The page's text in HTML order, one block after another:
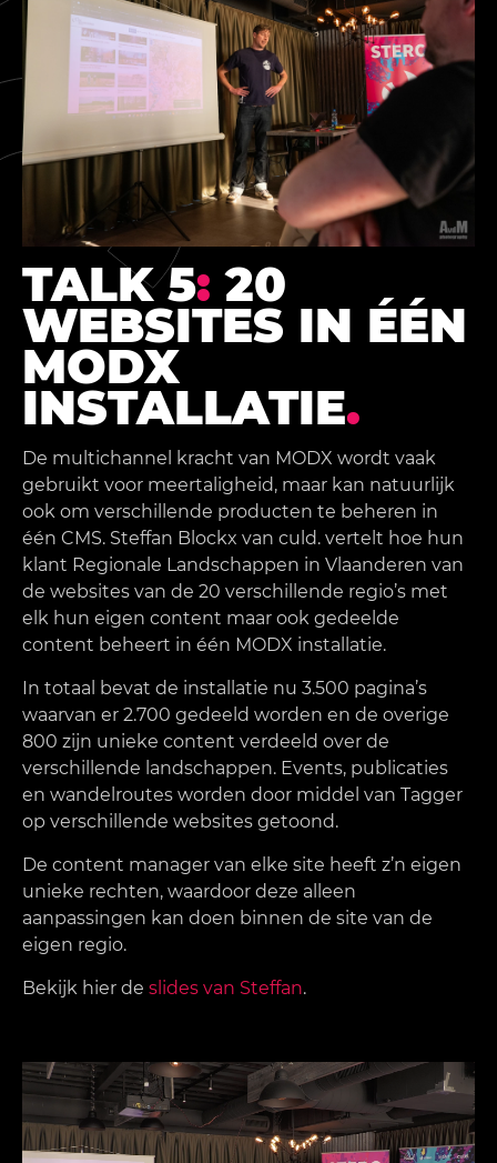
TALK 5:20
WEBSITES IN ÉÉN
MODX
INSTALLATIE.
De multichannel kracht van MODX wordt vaak
gebruikt voor meertaligheid, maar kan natuurlijk
ook om verschillende producten te beheren in
één CMS. Steffan Blockx van culd. vertelt hoe hun
klant Regionale Landschappen in Vlaanderen van
de websites van de 20 verschillende regio’s met
elk hun eigen content maar ook gedeelde
content beheert in één MODX installatie.
In totaal bevat de installatie nu 3.500 pagina’s
waarvan er 2.700 gedeeld worden en de overige
800 zijn unieke content verdeeld over de
verschillende landschappen. Events, publicaties
en wandelroutes worden door middel van Tagger
op verschillende websites getoond.
De content manager van elke site heeft z’n eigen
unieke rechten, waardoor deze alleen
aanpassingen kan doen binnen de site van de
eigen regio.
Bekijk hier de slides van Steffan.